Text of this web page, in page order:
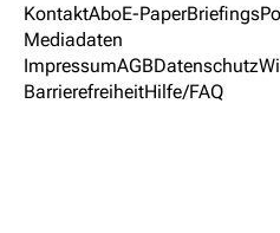
KontaktAboE-PaperBriefings
Mediadaten
ImpressumAGBDatenschutz
BarrierefreiheitHilfe/FAQ